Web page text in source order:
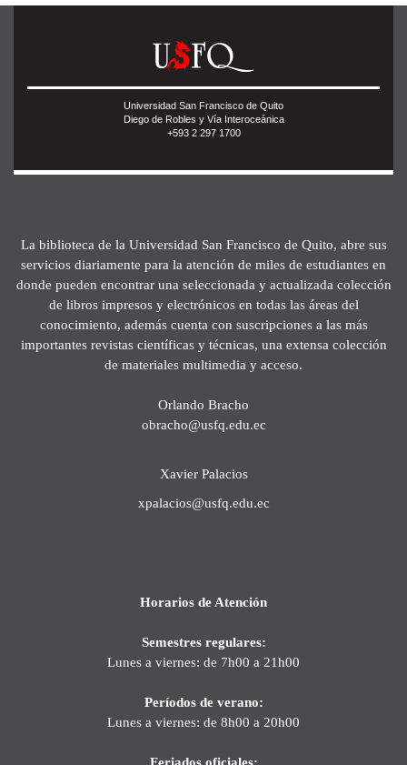
Universidad San Francisco de Quito
Diego de Robles y Vía Interoceánica
+593 2 297 1700
La biblioteca de la Universidad San Francisco de Quito, abre sus
servicios diariamente para la atención de miles de estudiantes en
donde pueden encontrar una seleccionada y actualizada colección
de libros impresos y electrónicos en todas las áreas del
conocimiento, además cuenta con suscripciones a las más
importantes revistas científicas y técnicas, una extensa colección
de materiales multimedia y acceso.
Orlando Bracho
obracho@usfq.edu.ec
Xavier Palacios
xpalacios@usfq.edu.ec
Horarios de Atención
Semestres regulares:
Lunes a viernes: de 7h00 a 21h00
Períodos de verano:
Lunes a viernes: de 8h00 a 20h00
Feriados oficiales: